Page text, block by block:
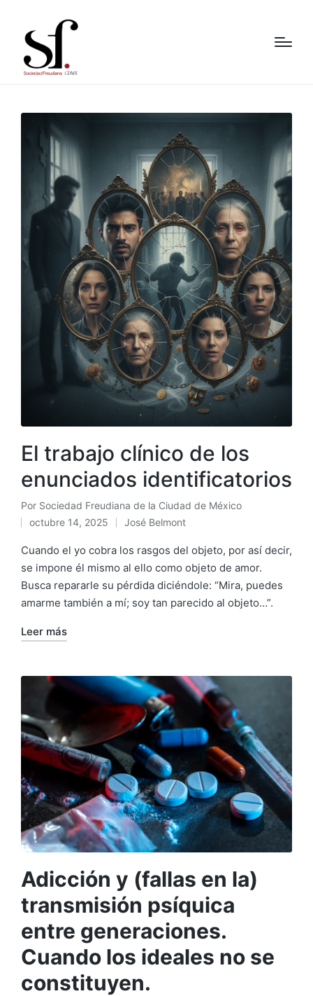
El trabajo clínico de los
enunciados identificatorios
Publicado
por
Por Sociedad Freudiana de la Ciudad de México
octubre 14, 2025
Publicado
en
José Belmont
Cuando el yo cobra los rasgos del objeto, por así decir,
se impone él mismo al ello como objeto de amor.
Busca repararle su pérdida diciéndole: “Mira, puedes
amarme también a mí; soy tan parecido al objeto…”.
Leer más
Adicción y (fallas en la)
transmisión psíquica
entre generaciones.
Cuando los ideales no se
constituyen.